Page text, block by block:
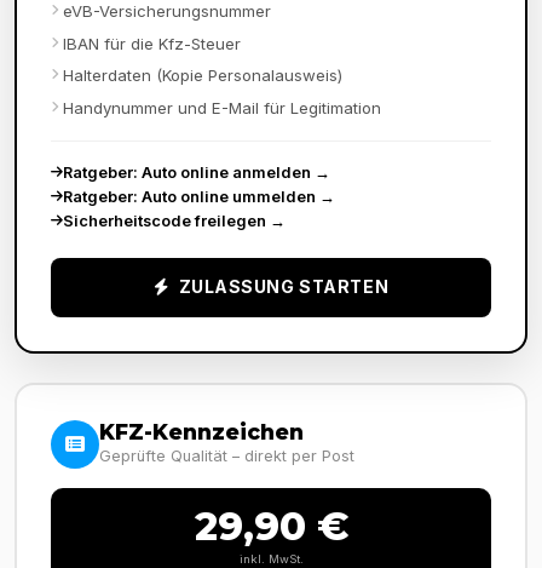
eVB-Versicherungsnummer
IBAN für die Kfz-Steuer
Halterdaten (Kopie Personalausweis)
Handynummer und E-Mail für Legitimation
Ratgeber: Auto online anmelden →
Ratgeber: Auto online ummelden →
Sicherheitscode freilegen →
ZULASSUNG STARTEN
KFZ-Kennzeichen
Geprüfte Qualität – direkt per Post
29,90 €
inkl. MwSt.